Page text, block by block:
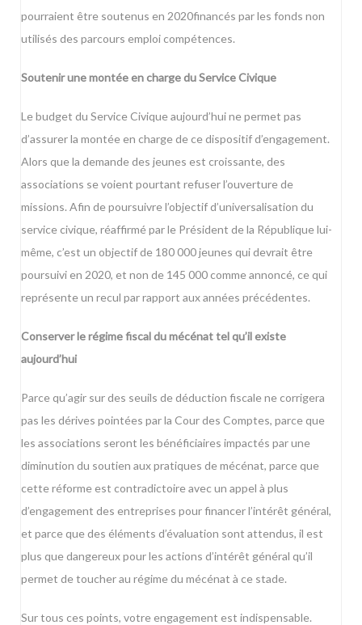
pourraient être soutenus en 2020financés par les fonds non
utilisés des parcours emploi compétences.
Soutenir une montée en charge du Service Civique
Le budget du Service Civique aujourd’hui ne permet pas
d’assurer la montée en charge de ce dispositif d’engagement.
Alors que la demande des jeunes est croissante, des
associations se voient pourtant refuser l’ouverture de
missions. Afin de poursuivre l’objectif d’universalisation du
service civique, réaffirmé par le Président de la République lui-
même, c’est un objectif de 180 000 jeunes qui devrait être
poursuivi en 2020, et non de 145 000 comme annoncé, ce qui
représente un recul par rapport aux années précédentes.
Conserver le régime fiscal du mécénat tel qu’il existe
aujourd’hui
Parce qu’agir sur des seuils de déduction fiscale ne corrigera
pas les dérives pointées par la Cour des Comptes, parce que
les associations seront les bénéficiaires impactés par une
diminution du soutien aux pratiques de mécénat, parce que
cette réforme est contradictoire avec un appel à plus
d’engagement des entreprises pour financer l’intérêt général,
et parce que des éléments d’évaluation sont attendus, il est
plus que dangereux pour les actions d’intérêt général qu’il
permet de toucher au régime du mécénat à ce stade.
Sur tous ces points, votre engagement est indispensable.